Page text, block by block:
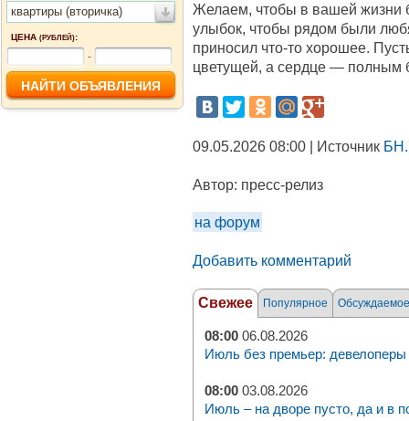
квартиры (вторичка)
ЦЕНА (РУБЛЕЙ):
-
Желаем, чтобы в вашей жизни
улыбок, чтобы рядом были
приносил что‑то хорошее.
цветущей, а сердце — полным
09.05.2026 08:00 | Источник
Автор: пресс-релиз
на форум
Добавить комментарий
Свежее Популярное Обсуждаемое
08:00 06.08.2026
Июль без премьер: девелоперы
08:00 03.08.2026
Июль – на дворе пусто, да и в